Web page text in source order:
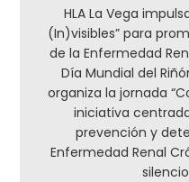
HLA La Vega
(In)visibles” para
de la Enfermedad
Día Mundial del
organiza la jornada
iniciativa
prevención y
Enfermedad Renal